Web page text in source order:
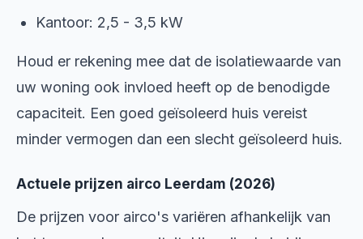
Kantoor: 2,5 - 3,5 kW
Houd er rekening mee dat de isolatiewaarde van
uw woning ook invloed heeft op de benodigde
capaciteit. Een goed geïsoleerd huis vereist
minder vermogen dan een slecht geïsoleerd huis.
Actuele prijzen airco Leerdam (2026)
De prijzen voor airco's variëren afhankelijk van